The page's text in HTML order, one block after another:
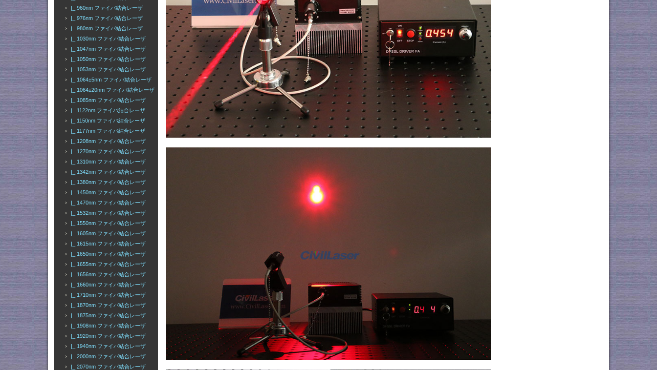
|_ 960nm ファイバ結合レーザ
|_ 976nm ファイバ結合レーザ
|_ 980nm ファイバ結合レーザ
|_ 1030nm ファイバ結合レーザ
|_ 1047nm ファイバ結合レーザ
|_ 1050nm ファイバ結合レーザ
|_ 1053nm ファイバ結合レーザ
|_ 1064±5nm ファイバ結合レーザ
|_ 1064±20nm ファイバ結合レーザ
|_ 1085nm ファイバ結合レーザ
|_ 1122nm ファイバ結合レーザ
|_ 1150nm ファイバ結合レーザ
|_ 1177nm ファイバ結合レーザ
|_ 1208nm ファイバ結合レーザ
|_ 1270nm ファイバ結合レーザ
|_ 1310nm ファイバ結合レーザ
|_ 1342nm ファイバ結合レーザ
|_ 1380nm ファイバ結合レーザ
|_ 1450nm ファイバ結合レーザ
|_ 1470nm ファイバ結合レーザ
|_ 1532nm ファイバ結合レーザ
|_ 1550nm ファイバ結合レーザ
|_ 1605nm ファイバ結合レーザ
|_ 1615nm ファイバ結合レーザ
|_ 1650nm ファイバ結合レーザ
|_ 1655nm ファイバ結合レーザ
|_ 1656nm ファイバ結合レーザ
|_ 1660nm ファイバ結合レーザ
|_ 1710nm ファイバ結合レーザ
|_ 1870nm ファイバ結合レーザ
|_ 1875nm ファイバ結合レーザ
|_ 1908nm ファイバ結合レーザ
|_ 1920nm ファイバ結合レーザ
|_ 1940nm ファイバ結合レーザ
|_ 2000nm ファイバ結合レーザ
|_ 2070nm ファイバ結合レーザ